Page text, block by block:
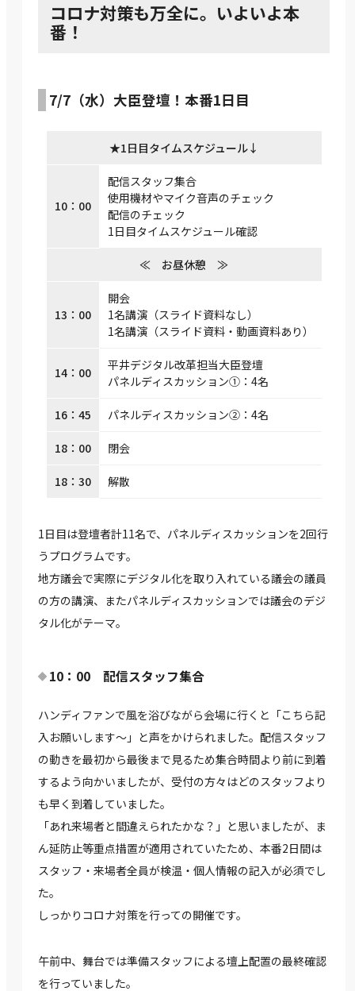
コロナ対策も万全に。いよいよ本
番！
7/7（水）大臣登壇！本番1日目
★1日目タイムスケジュール↓
10：00
配信スタッフ集合
使用機材やマイク音声のチェック
配信のチェック
1日目タイムスケジュール確認
≪ お昼休憩 ≫
13：00
開会
1名講演（スライド資料なし）
1名講演（スライド資料・動画資料あり）
14：00
平井デジタル改革担当大臣登壇
パネルディスカッション①：4名
16：45 パネルディスカッション②：4名
18：00 閉会
18：30 解散
1日目は登壇者計11名で、パネルディスカッションを2回行
うプログラムです。
地方議会で実際にデジタル化を取り入れている議会の議員
の方の講演、またパネルディスカッションでは議会のデジ
タル化がテーマ。
10：00 配信スタッフ集合
ハンディファンで風を浴びながら会場に行くと「こちら記
入お願いします～」と声をかけられました。配信スタッフ
の動きを最初から最後まで見るため集合時間より前に到着
するよう向かいましたが、受付の方々はどのスタッフより
も早く到着していました。
「あれ来場者と間違えられたかな？」と思いましたが、ま
ん延防止等重点措置が適用されていたため、本番2日間は
スタッフ・来場者全員が検温・個人情報の記入が必須でし
た。
しっかりコロナ対策を行っての開催です。
午前中、舞台では準備スタッフによる壇上配置の最終確認
を行っていました。